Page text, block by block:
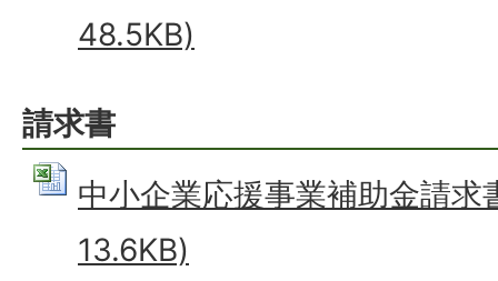
48.5KB)
請求書
中小企業応援事業補助金請
13.6KB)